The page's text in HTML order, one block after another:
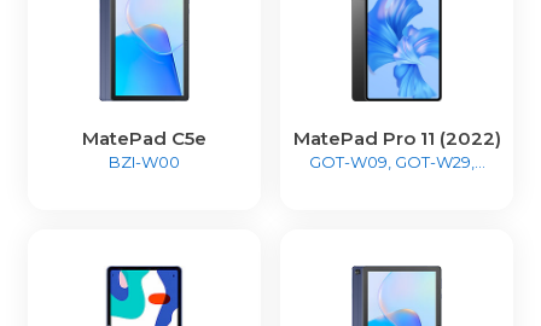
MatePad C5e
BZI-W00
MatePad Pro 11 (2022)
GOT-W09, GOT-W29,...